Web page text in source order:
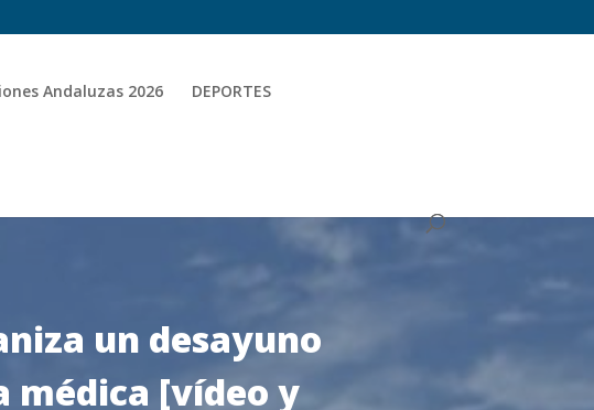
Andaluzas 2026 DEPORTES
un desayuno
médica [vídeo y